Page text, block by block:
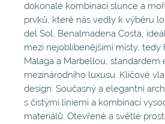
dokonalé kombinaci slunce a
prvků, které nás vedly k výběru
del Sol, Benalmadena Costa,
mezi nejoblíbenějšími místy, tedy
Malaga a Marbellou, standardem
mezinárodního luxusu. Klíčové
design: Současný a elegantní
s čistými liniemi a kombinací
materiálů. Otevřené a světlé